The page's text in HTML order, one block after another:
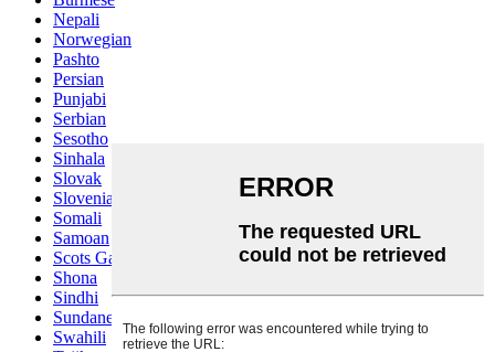
Nepali
Norwegian
Pashto
Persian
Punjabi
Serbian
Sesotho
Sinhala
Slovak
Slovenian
Somali
Samoan
Scots Gaelic
Shona
Sindhi
Sundanese
Swahili